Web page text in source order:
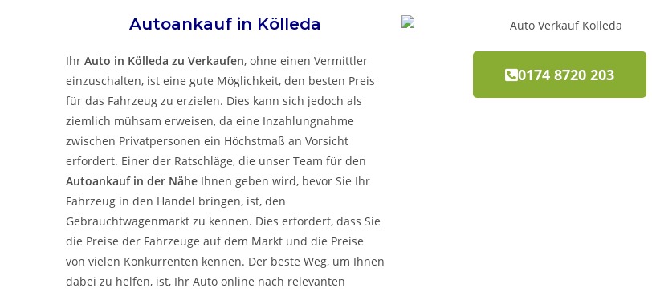
Autoankauf in Kölleda
Ihr Auto in Kölleda zu Verkaufen, ohne einen Vermittler
einzuschalten, ist eine gute Möglichkeit, den besten Preis
für das Fahrzeug zu erzielen. Dies kann sich jedoch als
ziemlich mühsam erweisen, da eine Inzahlungnahme
zwischen Privatpersonen ein Höchstmaß an Vorsicht
erfordert. Einer der Ratschläge, die unser Team für den
Autoankauf in der Nähe Ihnen geben wird, bevor Sie Ihr
Fahrzeug in den Handel bringen, ist, den
Gebrauchtwagenmarkt zu kennen. Dies erfordert, dass Sie
die Preise der Fahrzeuge auf dem Markt und die Preise
von vielen Konkurrenten kennen. Der beste Weg, um Ihnen
dabei zu helfen, ist, Ihr Auto online nach relevanten
0174 8720 203